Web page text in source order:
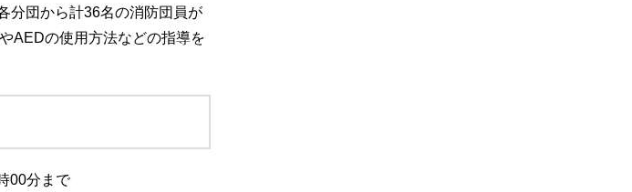
分団から計36名の消防団員が
AEDの使用方法などの指導を
00分まで